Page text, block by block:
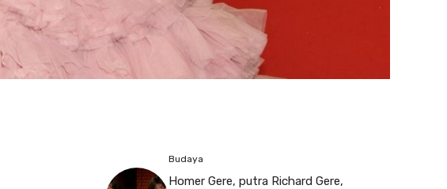
Budaya
Homer Gere, putra Richard Gere,